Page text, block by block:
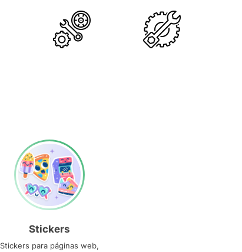
Stickers
Stickers para páginas web,